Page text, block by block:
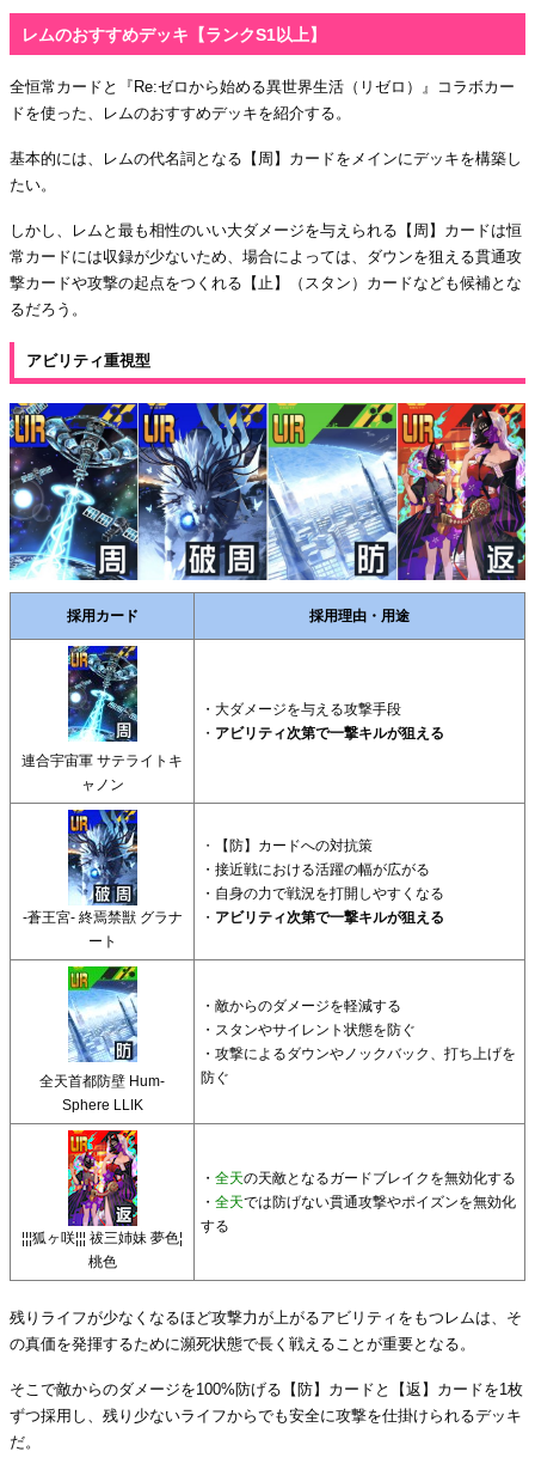
レムのおすすめデッキ【ランクS1以上】
全恒常カードと『Re:ゼロから始める異世界生活（リゼロ）』コラボカー
ドを使った、レムのおすすめデッキを紹介する。
基本的には、レムの代名詞となる【周】カードをメインにデッキを構築し
たい。
しかし、レムと最も相性のいい大ダメージを与えられる【周】カードは恒
常カードには収録が少ないため、場合によっては、ダウンを狙える貫通攻
撃カードや攻撃の起点をつくれる【止】（スタン）カードなども候補とな
るだろう。
アビリティ重視型
採用カード 採用理由・用途
連合宇宙軍 サテライトキ
ャノン
・大ダメージを与える攻撃手段
・ アビリティ次第で一撃キルが狙える
-蒼王宮- 終焉禁獣 グラナ
ート
・
【防】カードへの対抗策
・接近戦における活躍の幅が広がる
・自身の力で戦況を打開しやすくなる
・ アビリティ次第で一撃キルが狙える
全天首都防壁 Hum-
Sphere LLIK
・敵からのダメージを軽減する
・スタンやサイレント状態を防ぐ
・攻撃によるダウンやノックバック、打ち上げを
防ぐ
¦¦¦狐ヶ咲¦¦¦ 祓三姉妹 夢色¦
桃色
・ 全天の天敵となるガードブレイクを無効化する
・ 全天では防げない貫通攻撃やポイズンを無効化
する
残りライフが少なくなるほど攻撃力が上がるアビリティをもつレムは、そ
の真価を発揮するために瀕死状態で長く戦えることが重要となる。
そこで敵からのダメージを100%防げる【防】カードと【返】カードを1枚
ずつ採用し、残り少ないライフからでも安全に攻撃を仕掛けられるデッキ
だ。